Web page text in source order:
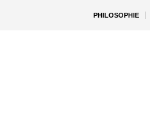
PHILOSOPHIE